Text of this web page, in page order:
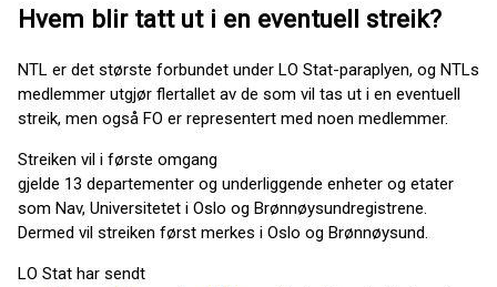
Hvem blir tatt ut i en eventuell streik?
NTL er det største forbundet under LO Stat-paraplyen, og NTLs
medlemmer utgjør flertallet av de som vil tas ut i en eventuell
streik, men også FO er representert med noen medlemmer.
Streiken vil i første omgang
gjelde 13 departementer og underliggende enheter og etater
som Nav, Universitetet i Oslo og Brønnøysundregistrene.
Dermed vil streiken først merkes i Oslo og Brønnøysund.
LO Stat har sendt